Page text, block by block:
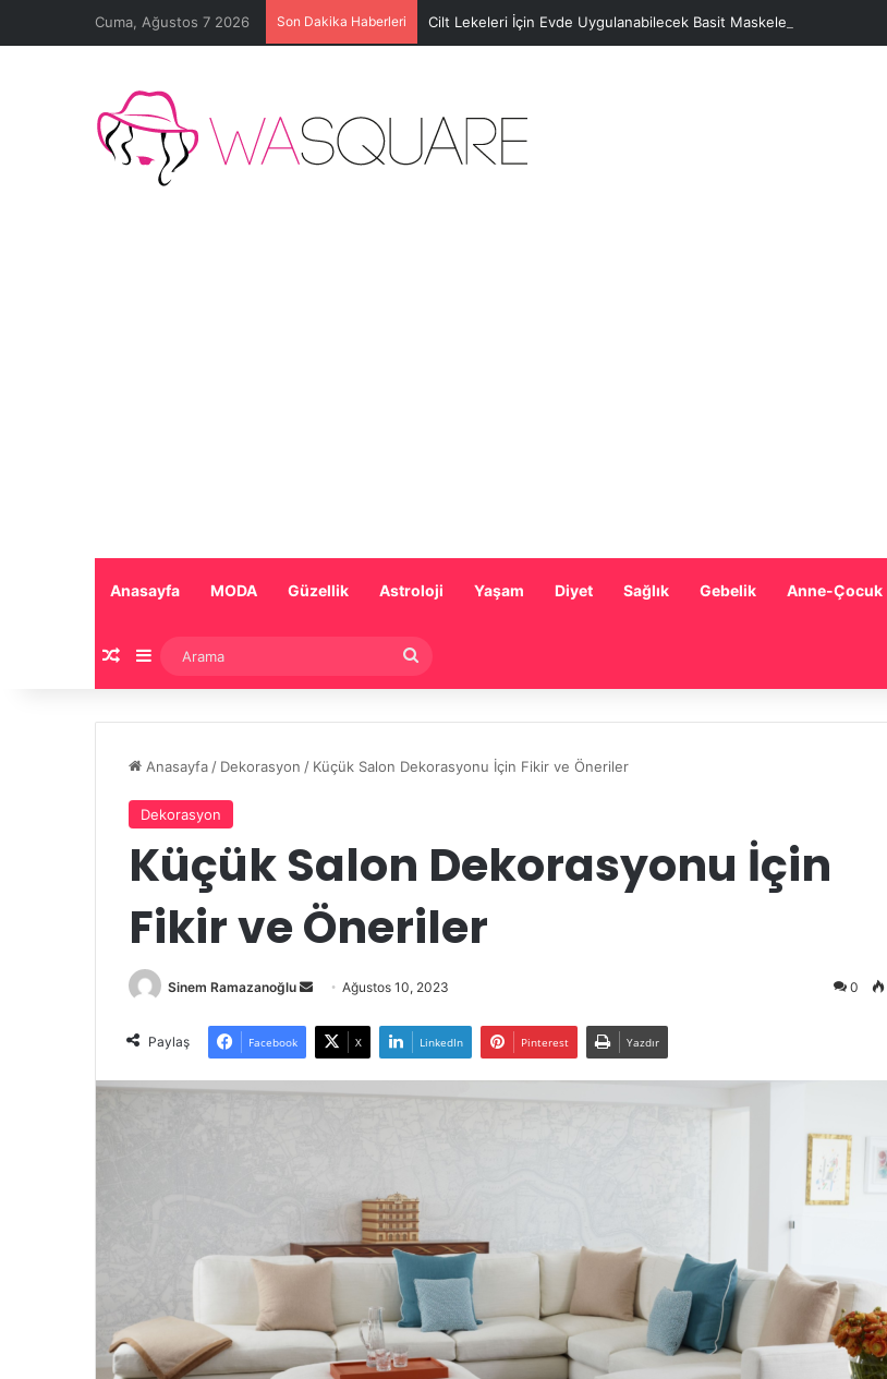
Cuma, Ağustos 7 2026 Son Dakika Haberleri Cilt Lekeleri İçin Evde Uygulanabilecek Basit Maskeler
Anasayfa MODA Güzellik Astroloji Yaşam Diyet Sağlık Gebelik Anne-Çocuk
Rastgele Makale
Kenar Bölmesi
Anasayfa / Dekorasyon / Küçük Salon Dekorasyonu İçin Fikir ve Öneriler
Dekorasyon
Küçük Salon Dekorasyonu İçin
Fikir ve Öneriler
Sinem Ramazanoğlu
Bir
posta
Ağustos 10, 2023 0
Paylaş Facebook X LinkedIn Pinterest Yazdır